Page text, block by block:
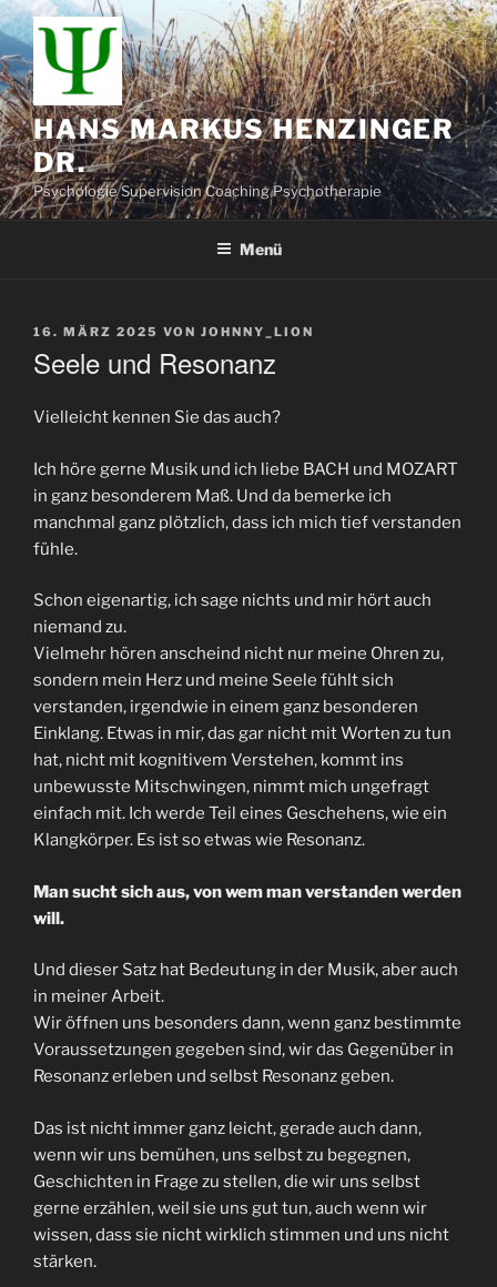
Zum
Inhalt
springen
HANS MARKUS HENZINGER
DR.
Psychologie Supervision Coaching Psychotherapie
Menü
VERÖFFENTLICHT
16. MÄRZ 2025 VON JOHNNY_LION
Seele und Resonanz
Vielleicht kennen Sie das auch?
Ich höre gerne Musik und ich liebe BACH und MOZART
in ganz besonderem Maß. Und da bemerke ich
manchmal ganz plötzlich, dass ich mich tief verstanden
fühle.
Schon eigenartig, ich sage nichts und mir hört auch
niemand zu.
Vielmehr hören anscheind nicht nur meine Ohren zu,
sondern mein Herz und meine Seele fühlt sich
verstanden, irgendwie in einem ganz besonderen
Einklang. Etwas in mir, das gar nicht mit Worten zu tun
hat, nicht mit kognitivem Verstehen, kommt ins
unbewusste Mitschwingen, nimmt mich ungefragt
einfach mit. Ich werde Teil eines Geschehens, wie ein
Klangkörper. Es ist so etwas wie Resonanz.
Man sucht sich aus, von wem man verstanden werden
will.
Und dieser Satz hat Bedeutung in der Musik, aber auch
in meiner Arbeit.
Wir öffnen uns besonders dann, wenn ganz bestimmte
Voraussetzungen gegeben sind, wir das Gegenüber in
Resonanz erleben und selbst Resonanz geben.
Das ist nicht immer ganz leicht, gerade auch dann,
wenn wir uns bemühen, uns selbst zu begegnen,
Geschichten in Frage zu stellen, die wir uns selbst
gerne erzählen, weil sie uns gut tun, auch wenn wir
wissen, dass sie nicht wirklich stimmen und uns nicht
stärken.